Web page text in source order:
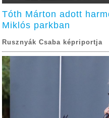
Tóth Márton adott
Miklós parkban
Rusznyák Csaba képriportja